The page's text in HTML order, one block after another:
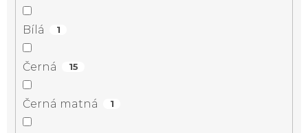
Bílá 1
Černá 15
Černá matná 1